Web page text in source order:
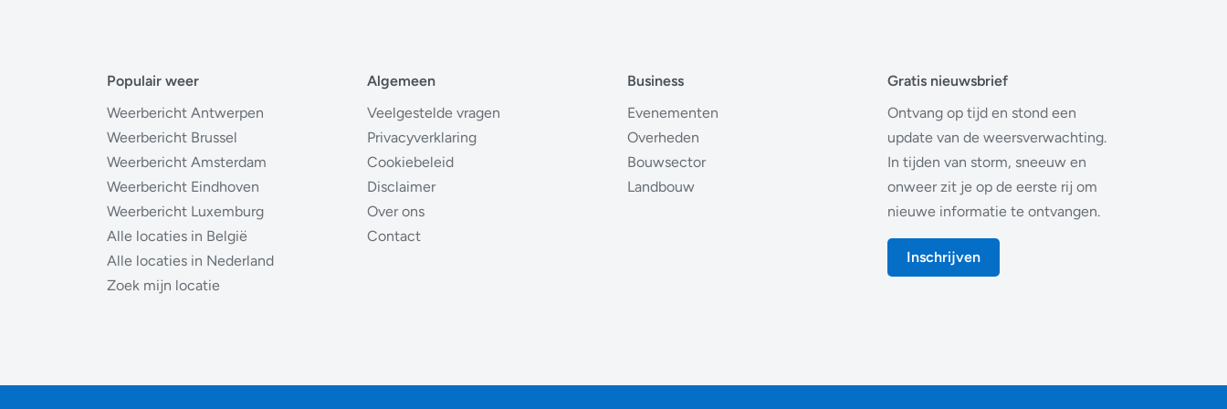
Populair weer
Weerbericht Antwerpen
Weerbericht Brussel
Weerbericht Amsterdam
Weerbericht Eindhoven
Weerbericht Luxemburg
Alle locaties in België
Alle locaties in Nederland
Zoek mijn locatie
Algemeen
Veelgestelde vragen
Privacyverklaring
Cookiebeleid
Disclaimer
Over ons
Contact
Business
Evenementen
Overheden
Bouwsector
Landbouw
Gratis nieuwsbrief
Ontvang op tijd en stond een
update van de weersverwachting.
In tijden van storm, sneeuw en
onweer zit je op de eerste rij om
nieuwe informatie te ontvangen.
Inschrijven